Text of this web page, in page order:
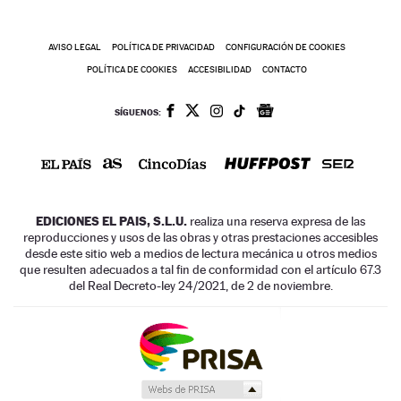
AVISO LEGAL POLÍTICA DE PRIVACIDAD CONFIGURACIÓN DE COOKIES
POLÍTICA DE COOKIES ACCESIBILIDAD CONTACTO
SÍGUENOS:
EDICIONES EL PAIS, S.L.U. realiza una reserva expresa de las
reproducciones y usos de las obras y otras prestaciones accesibles
desde este sitio web a medios de lectura mecánica u otros medios
que resulten adecuados a tal fin de conformidad con el artículo 67.3
del Real Decreto-ley 24/2021, de 2 de noviembre.